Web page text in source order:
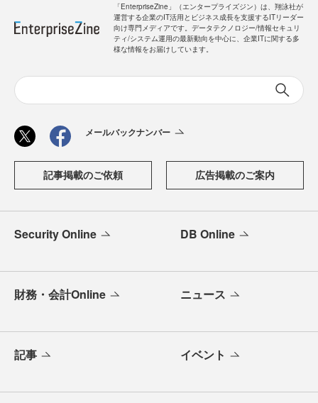
「EnterpriseZine」（エンタープライズジン）は、翔泳社が
運営する企業のIT活用とビジネス成長を支援するITリーダー
向け専門メディアです。データテクノロジー/情報セキュリ
ティ/システム運用の最新動向を中心に、企業ITに関する多
様な情報をお届けしています。
メールバックナンバー
記事掲載のご依頼 広告掲載のご案内
Security Online DB Online
財務・会計Online ニュース
記事 イベント